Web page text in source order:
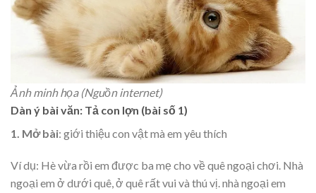
Ảnh minh họa (Nguồn internet)
Dàn ý bài văn: Tả con lợn (bài số 1)
1. Mở bài: giới thiệu con vật mà em yêu thích
Ví dụ: Hè vừa rồi em được ba mẹ cho về quê ngoại chơi. Nhà
ngoại em ở dưới quê, ở quê rất vui và thú vị. nhà ngoại em